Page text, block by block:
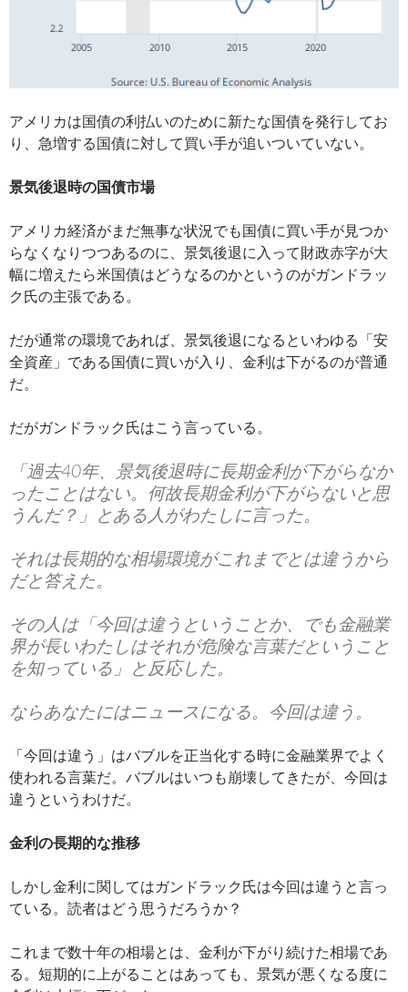
アメリカは国債の利払いのために新たな国債を発行してお
り、急増する国債に対して買い手が追いついていない。
景気後退時の国債市場
アメリカ経済がまだ無事な状況でも国債に買い手が見つか
らなくなりつつあるのに、景気後退に入って財政赤字が大
幅に増えたら米国債はどうなるのかというのがガンドラッ
ク氏の主張である。
だが通常の環境であれば、景気後退になるといわゆる「安
全資産」である国債に買いが入り、金利は下がるのが普通
だ。
だがガンドラック氏はこう言っている。
「過去40年、景気後退時に長期金利が下がらなか
ったことはない。何故長期金利が下がらないと思
うんだ？」とある人がわたしに言った。
それは長期的な相場環境がこれまでとは違うから
だと答えた。
その人は「今回は違うということか、でも金融業
界が長いわたしはそれが危険な言葉だということ
を知っている」と反応した。
ならあなたにはニュースになる。今回は違う。
「今回は違う」はバブルを正当化する時に金融業界でよく
使われる言葉だ。バブルはいつも崩壊してきたが、今回は
違うというわけだ。
金利の長期的な推移
しかし金利に関してはガンドラック氏は今回は違うと言っ
ている。読者はどう思うだろうか？
これまで数十年の相場とは、金利が下がり続けた相場であ
る。短期的に上がることはあっても、景気が悪くなる度に